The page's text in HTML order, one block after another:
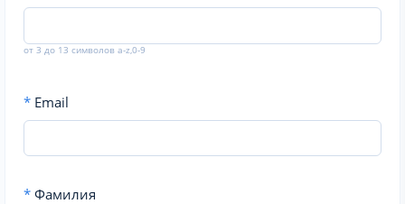
от 3 до 13 символов a-z,0-9
* Email
* Фамилия